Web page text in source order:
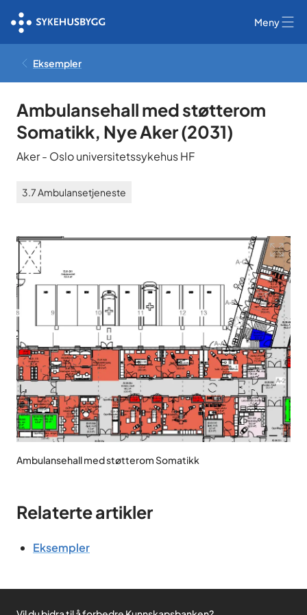
Meny
Eksempler
Ambulansehall med støtterom
Somatikk, Nye Aker(2031)
Aker- Oslo universitetssykehus HF
3.7Ambulansetjeneste
Ambulansehall med støtterom Somatikk
Relaterte artikler
Eksempler